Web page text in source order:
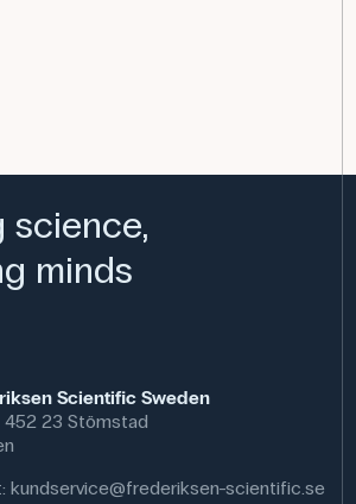
science,
minds
Scientific Sweden
452 23 Stömstad
kundservice@frederiksen-scientific.se